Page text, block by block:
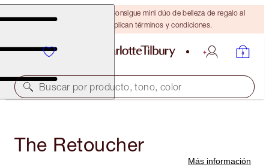
¡ÚLTIMA OPORTUNIDAD! Consigue mini dúo de belleza de regalo al
gastar $110 Se aplican términos y condiciones.
Buscar por producto, tono, color
The Retoucher
Más información